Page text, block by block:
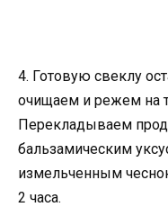
4. Готовую свеклу
очищаем и режем на
Перекладываем
бальзамическим
измельченным
2 часа.